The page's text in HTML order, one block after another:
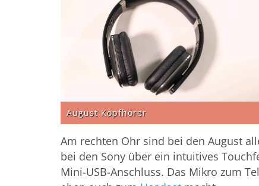
August Kopfhörer
Am rechten Ohr sind bei den August
bei den Sony über ein intuitives
Mini-USB-Anschluss. Das Mikro zum